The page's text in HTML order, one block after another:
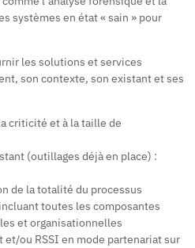
systèmes en état « sain » pour
les solutions et services
son contexte, son existant et ses
criticité et à la taille de
(outillages déjà en place) :
de la totalité du processus
toutes les composantes
et organisationnelles
ou RSSI en mode partenariat sur